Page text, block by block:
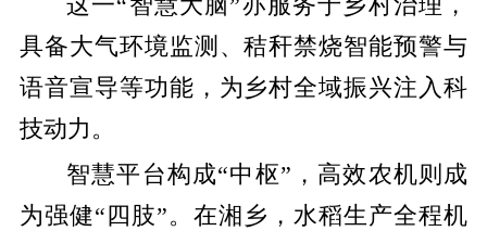
具备大气环境监测、秸秆禁烧智能预警与
语音宣导等功能，为乡村全域振兴注入科
技动力。
智慧平台构成“中枢”，高效农机则成
为强健“四肢”。在湘乡，水稻生产全程机